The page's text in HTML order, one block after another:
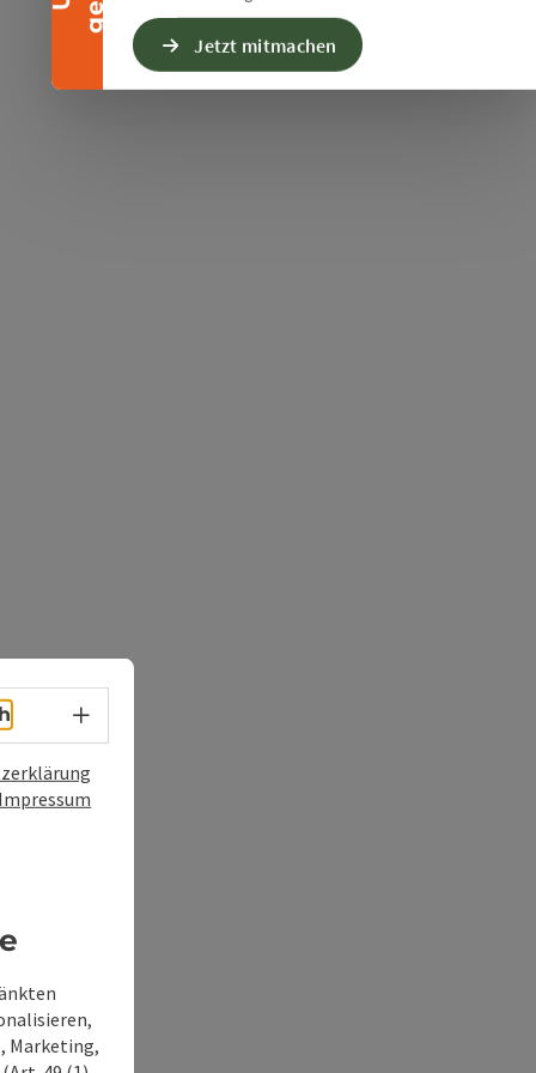
Jetzt mitmachen
Sprachwahl - Menü öffnen
Impressum
Marketing,